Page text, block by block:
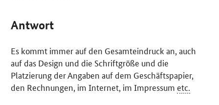
Antwort
Es kommt immer auf den Gesamteindruck an, auch
auf das Design und die Schriftgröße und die
Platzierung der Angaben auf dem Geschäftspapier,
den Rechnungen, imInternet, im Impressum etc.